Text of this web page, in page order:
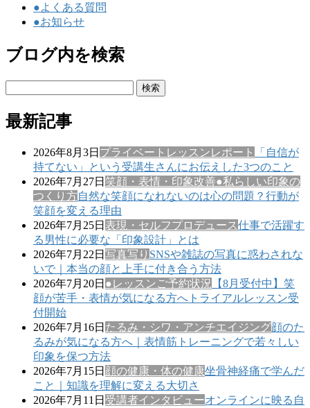
●よくある質問
●お知らせ
ブログ内を検索
最新記事
2026年8月3日 プライベートレッスンレポート
「自信が
持てない」という受講生さんにお伝えした3つのこと
2026年7月27日 笑顔・表情・印象改善●私らしい印象の
つくり方自然な笑顔になれないのは心の問題？行動が
笑顔を変える理由
2026年7月25日 表現・セルフプロデュース仕事で活躍す
る男性に必要な「印象設計」とは
2026年7月22日 写真写り SNSや雑誌の写真に惑わされな
いで｜本当の顔と上手に付き合う方法
2026年7月20日 ●レッスンご予約状況 【8月受付中】笑
顔が苦手・表情が気になる方へトライアルレッスン受
付開始
2026年7月16日 たるみ・シワ・アンチエイジング顔のた
るみが気になる方へ｜表情筋トレーニングで若々しい
印象を保つ方法
2026年7月15日 顔の健康・体の健康坐骨神経痛で学んだ
こと｜知識を理解に変える大切さ
2026年7月11日 受講者インタビューオンラインに映る自